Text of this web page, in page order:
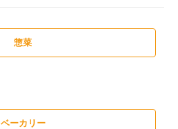
惣菜
ベーカリー